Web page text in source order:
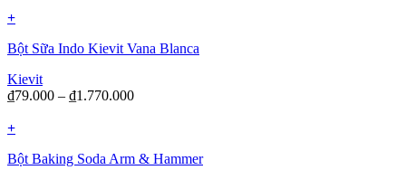
+
Bột Sữa Indo Kievit Vana Blanca
Kievit
₫79.000 – ₫1.770.000
+
Bột Baking Soda Arm & Hammer